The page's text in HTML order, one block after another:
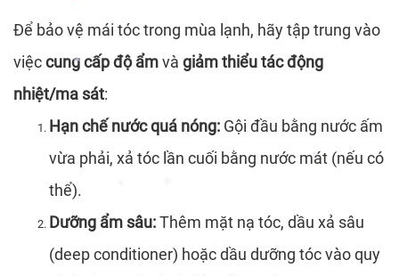
*
Để bảo vệ mái tóc trong mùa lạnh, hãy tập trung vào
việccung cấp độ ẩmvà giảm thiểu tác động
nhiệt/ma sát:
Hạn chế nước quá nóng: Gội đầu bằng nước ấm
vừa phải, xả tóc lần cuối bằng nước mát (nếu có
thể).
Dưỡng ẩm sâu:Thêm mặt nạ tóc, dầu xả sâu
(deep conditioner) hoặc dầu dưỡng tóc vào quy